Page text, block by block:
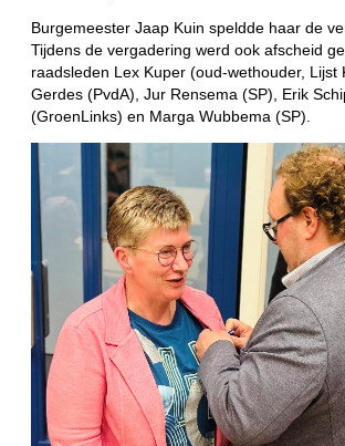
Burgemeester Jaap Kuin speldde haar de
Tijdens de vergadering werd ook afscheid
raadsleden Lex Kuper (oud-wethouder, Lijst
Gerdes (PvdA), Jur Rensema (SP), Erik
(GroenLinks) en Marga Wubbema (SP).